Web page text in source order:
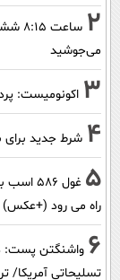
2
می‌جوشید
3 اکونومیست:
4 شرط جدید برای
5
راه می رود (+عکس)
6 واشنگتن پست:
تسلیحاتی آمریکا/